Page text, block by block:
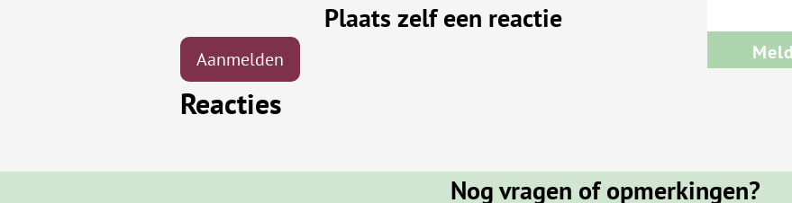
Plaats zelf een reactie
Aanmelden
Reacties
voorrang
Nog vragen of opmerkingen?